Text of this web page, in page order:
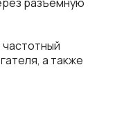
а также